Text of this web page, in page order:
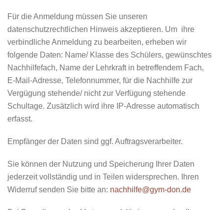
Für die Anmeldung müssen Sie unseren
datenschutzrechtlichen Hinweis akzeptieren. Um ihre
verbindliche Anmeldung zu bearbeiten, erheben wir
folgende Daten: Name/ Klasse des Schülers, gewünschtes
Nachhilfefach, Name der Lehrkraft in betreffendem Fach,
E-Mail-Adresse, Telefonnummer, für die Nachhilfe zur
Vergügung stehende/ nicht zur Verfügung stehende
Schultage. Zusätzlich wird ihre IP-Adresse automatisch
erfasst.
Empfänger der Daten sind ggf. Auftragsverarbeiter.
Sie können der Nutzung und Speicherung Ihrer Daten
jederzeit vollständig und in Teilen widersprechen. Ihren
Widerruf senden Sie bitte an: nachhilfe@gym-don.de